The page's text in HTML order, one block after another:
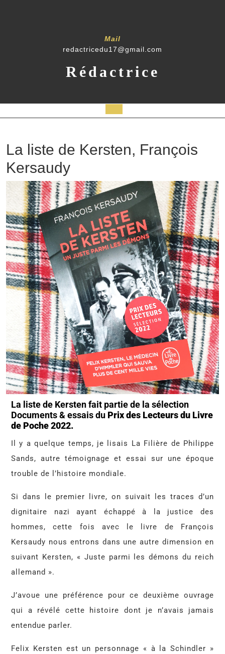
Mail
redactricedu17@gmail.com
Rédactrice
La liste de Kersten, François
Kersaudy
La liste de Kersten fait partie de la sélection
Documents & essais du Prix des Lecteurs du Livre
de Poche 2022.
Il y a quelque temps, je lisais La Filière de Philippe
Sands, autre témoignage et essai sur une époque
trouble de l’histoire mondiale.
Si dans le premier livre, on suivait les traces d’un
dignitaire nazi ayant échappé à la justice des
hommes, cette fois avec le livre de François
Kersaudy nous entrons dans une autre dimension en
suivant Kersten, « Juste parmi les démons du reich
allemand ».
J’avoue une préférence pour ce deuxième ouvrage
qui a révélé cette histoire dont je n’avais jamais
entendue parler.
Felix Kersten est un personnage « à la Schindler »